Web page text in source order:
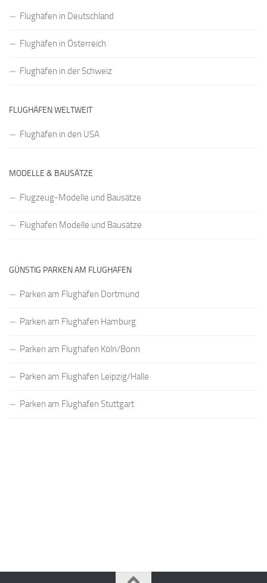
Flughäfen in Deutschland
Flughäfen in Österreich
Flughäfen in der Schweiz
FLUGHÄFEN WELTWEIT
Flughäfen in den USA
MODELLE & BAUSÄTZE
Flugzeug-Modelle und Bausätze
Flughafen Modelle und Bausätze
GÜNSTIG PARKEN AM FLUGHAFEN
Parken am Flughafen Dortmund
Parken am Flughafen Hamburg
Parken am Flughafen Köln/Bonn
Parken am Flughafen Leipzig/Halle
Parken am Flughafen Stuttgart